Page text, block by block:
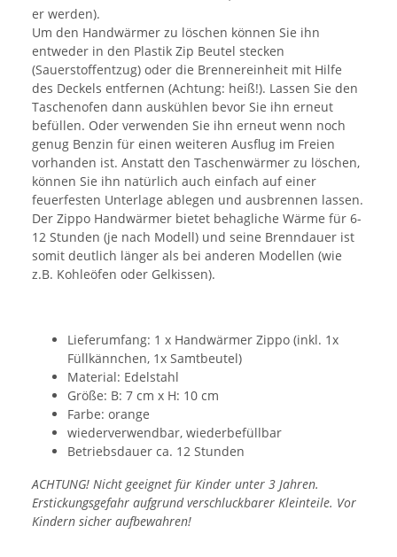
er werden).
Um den Handwärmer zu löschen können Sie ihn
entweder in den Plastik Zip Beutel stecken
(Sauerstoffentzug) oder die Brennereinheit mit Hilfe
des Deckels entfernen (Achtung: heiß!). Lassen Sie den
Taschenofen dann auskühlen bevor Sie ihn erneut
befüllen. Oder verwenden Sie ihn erneut wenn noch
genug Benzin für einen weiteren Ausflug im Freien
vorhanden ist. Anstatt den Taschenwärmer zu löschen,
können Sie ihn natürlich auch einfach auf einer
feuerfesten Unterlage ablegen und ausbrennen lassen.
Der Zippo Handwärmer bietet behagliche Wärme für 6-
12 Stunden (je nach Modell) und seine Brenndauer ist
somit deutlich länger als bei anderen Modellen (wie
z.B. Kohleöfen oder Gelkissen).
Lieferumfang: 1 x Handwärmer Zippo (inkl. 1x
Füllkännchen, 1x Samtbeutel)
Material: Edelstahl
Größe: B: 7 cm x H: 10 cm
Farbe: orange
wiederverwendbar, wiederbefüllbar
Betriebsdauer ca. 12 Stunden
ACHTUNG! Nicht geeignet für Kinder unter 3 Jahren.
Erstickungsgefahr aufgrund verschluckbarer Kleinteile. Vor
Kindern sicher aufbewahren!